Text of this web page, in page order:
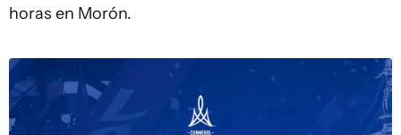
horas en Morón.